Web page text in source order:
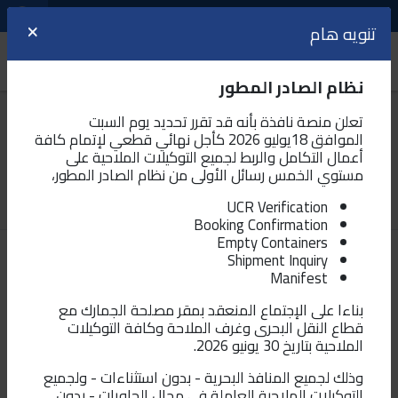
الدعم و المساعدة
التوقيع الإلكتروني
هل المستخلص له القدرة على ادراج البيانات
لصاحب الشأن ؟
تم النشر في١٦-٠٦-٢٠٢١ ٠٣:٢٢ م
7886
شارك :
نعم بناء على التفويض من صاحب الشأن الى شركة التخليص.
تنويه هام ×
أهلاً بك في البيئة التجريبية لمنصة نافذة
يرجى الانتباه بأنك على البيئة التجريبية لمنصة نافذة الآن،
والتي تتيح لك تجربة المعاملات الجمركية قبل تنفيذها
علي المنصة الفعلية لنافذة
و تتطلب البيئة التجريبية التسجيل مرة اخري للسماح لك
بتجربة و تنفيذ الخدمات الإلكترونية عليها، للاستمرار في
البيئة التجريبية اضغط علي "موافق"
حسنا
في حالة الرغبة في الانتقال الي
منصة نافذة(البيئة الفعلية
للمعاملات)اضغط علي زر بدء
الخدمات
تنويه هام ×
نظام الصادر المطور
تعلن منصة نافذة بأنه قد تقرر تحديد يوم السبت
الموافق 18يوليو 2026 كأجل نهائي قطعي لإتمام كافة
أعمال التكامل والربط لجميع التوكيلات الملاحية على
مستوي الخمس رسائل الأولى من نظام الصادر المطور،
UCR Verification
Booking Confirmation
Empty Containers
Shipment Inquiry
Manifest
بناءا على الإجتماع المنعقد بمقر مصلحة الجمارك مع
قطاع النقل البحرى وغرف الملاحة وكافة التوكيلات
الملاحية بتاريخ 30 يونيو 2026.
وذلك لجميع المنافذ البحرية - بدون استثناءات - ولجميع